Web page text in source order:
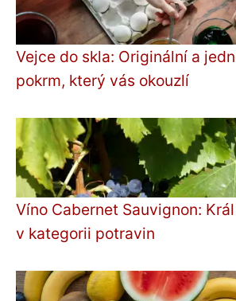
Vejce do skla: Originální a
pokrm, který vás okouzlí
Víno Cabernet Sauvignon:
v kategorii potravin